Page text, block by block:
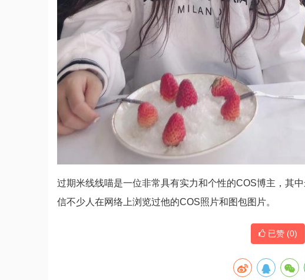
过期米线线喵是一位非常具有实力和个性的COS博主，其
信不少人在网络上浏览过他的COS照片和图包图片。
已赞 (0)